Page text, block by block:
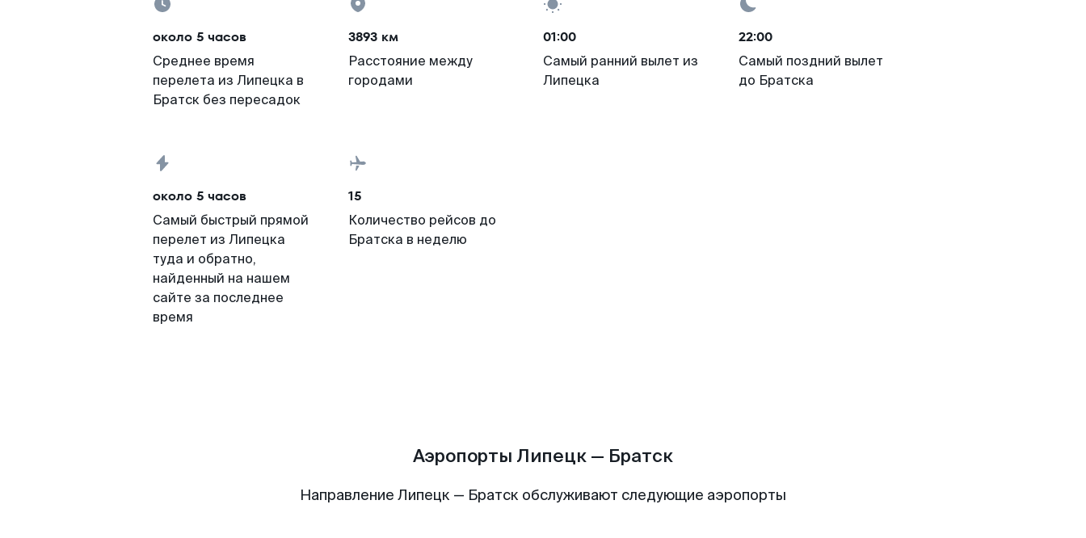
около 5 часов
Среднее время
перелета из Липецка в
Братск без пересадок
3893 км
Расстояние между
городами
01:00
Самый ранний вылет из
Липецка
22:00
Самый поздний вылет
до Братска
около 5 часов
Самый быстрый прямой
перелет из Липецка
туда и обратно,
найденный на нашем
сайте за последнее
время
15
Количество рейсов до
Братска в неделю
Аэропорты Липецк — Братск
Направление Липецк — Братск обслуживают следующие аэропорты